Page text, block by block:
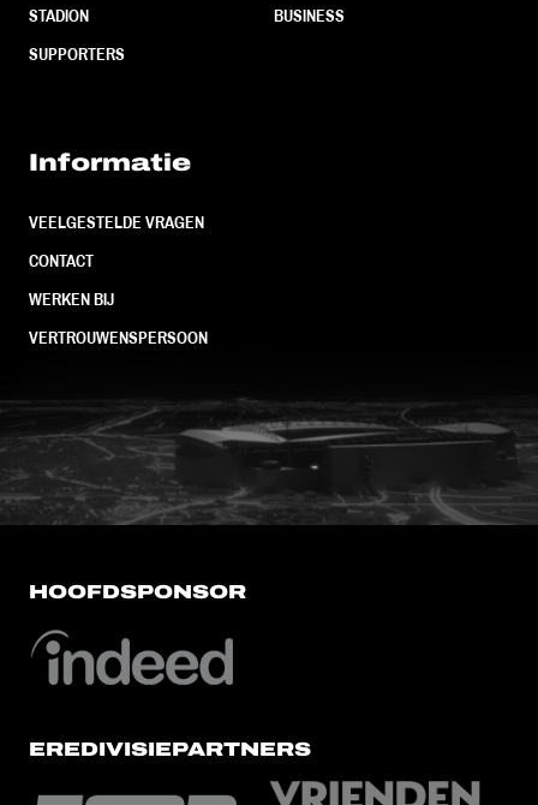
STADION
SUPPORTERS
BUSINESS
Informatie
VEELGESTELDE VRAGEN
CONTACT
WERKEN BIJ
VERTROUWENSPERSOON
FC Utrecht<br>vanuit<br>het
HOOFDSPONSOR
EREDIVISIEPARTNERS